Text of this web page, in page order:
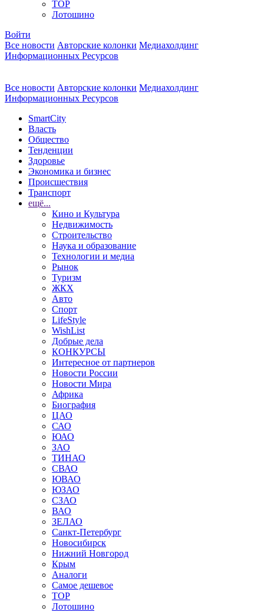
TOP
Лотошино
Войти
Все новости Авторские колонки Медиахолдинг
Информационных Ресурсов
Все новости Авторские колонки Медиахолдинг
Информационных Ресурсов
SmartCity
Власть
Общество
Тенденции
Здоровье
Экономика и бизнес
Происшествия
Транспорт
ещё...
Кино и Культура
Недвижимость
Строительство
Наука и образование
Технологии и медиа
Рынок
Туризм
ЖКХ
Авто
Спорт
LifeStyle
WishList
Добрые дела
КОНКУРСЫ
Интересное от партнеров
Новости России
Новости Мира
Африка
Биография
ЦАО
САО
ЮАО
ЗАО
ТИНАО
СВАО
ЮВАО
ЮЗАО
СЗАО
ВАО
ЗЕЛАО
Санкт-Петербург
Новосибирск
Нижний Новгород
Крым
Аналоги
Самое дешевое
TOP
Лотошино